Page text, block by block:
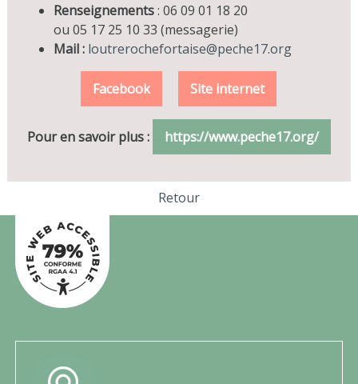
Renseignements: 06 09 01 18 20
ou 05 17 25 10 33 (messagerie)
Mail : loutrerochefortaise@peche17.org
Facebook Site internet
Pour en savoir plus : https://www.peche17.org/
Retour